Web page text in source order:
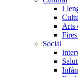
Arts
Social